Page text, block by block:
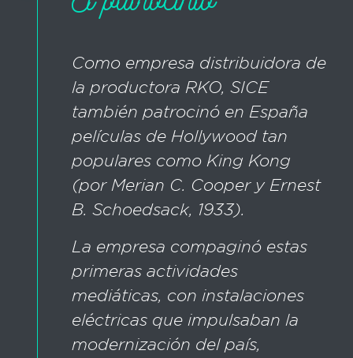
Como empresa distribuidora de
la productora RKO, SICE
también patrocinó en España
películas de Hollywood tan
populares como King Kong
(por Merian C. Cooper y Ernest
B. Schoedsack, 1933).
La empresa compaginó estas
primeras actividades
mediáticas, con instalaciones
eléctricas que impulsaban la
modernización del país,